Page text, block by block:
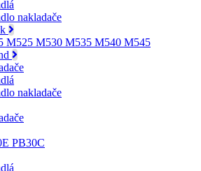
nakladače
M525 M530 M535 M540 M545
nakladače
PB30C